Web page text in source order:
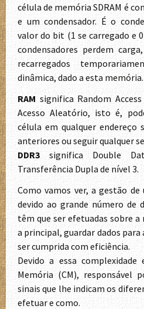
célula de memória SDRAM é
e um condensador. É o
valor do bit (1 se carregado e
condensadores perdem
recarregados
dinâmica, dado a esta memória.
RAM significa Random
Acesso Aleatório, isto é,
célula em qualquer endereço
anteriores ou seguir qualquer
DDR3 significa Double
Transferência Dupla de nível 3.
Como vamos ver, a gestão de
devido ao grande número de
têm que ser efetuadas sobre
a principal, guardar dados para
ser cumprida com eficiência.
Devido a essa
Memória (CM), responsável
sinais que lhe indicam os
efetuar e como.